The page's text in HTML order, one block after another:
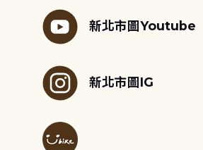
新北市圖Youtube
新北市圖IG